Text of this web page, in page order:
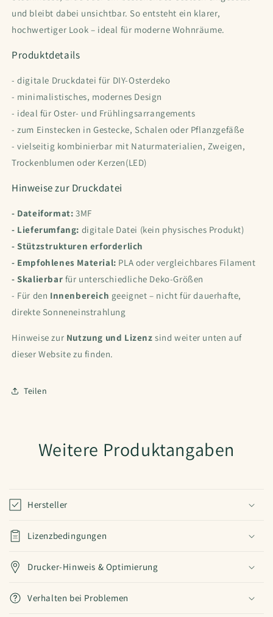
und bleibt dabei unsichtbar. So entsteht ein klarer,
hochwertiger Look – ideal für moderne Wohnräume.
Produktdetails
- digitale Druckdatei für DIY-Osterdeko
- minimalistisches, modernes Design
- ideal für Oster- und Frühlingsarrangements
- zum Einstecken in Gestecke, Schalen oder Pflanzgefäße
- vielseitig kombinierbar mit Naturmaterialien, Zweigen,
Trockenblumen oder Kerzen(LED)
Hinweise zur Druckdatei
- Dateiformat: 3MF
- Lieferumfang: digitale Datei (kein physisches Produkt)
- Stützstrukturen erforderlich
- Empfohlenes Material: PLA oder vergleichbares Filament
- Skalierbar für unterschiedliche Deko-Größen
- Für den Innenbereich geeignet – nicht für dauerhafte,
direkte Sonneneinstrahlung
Hinweise zur Nutzung und Lizenz sind weiter unten auf
dieser Website zu finden.
Teilen
Weitere Produktangaben
Hersteller
Lizenzbedingungen
Drucker-Hinweis & Optimierung
Verhalten bei Problemen